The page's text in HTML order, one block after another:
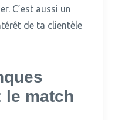
C’est aussi un
de ta clientèle
le match